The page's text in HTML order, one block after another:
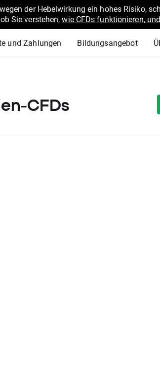
der Hebelwirkung ein hohes Risiko,
Sie verstehen,wie CFDs funktionieren,
und Zahlungen Bildungsangebot
CFDs